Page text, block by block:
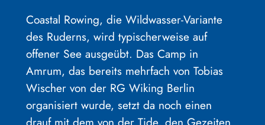
Coastal Rowing, die Wildwasser-Variante
des Ruderns, wird typischerweise auf
offener See ausgeübt. Das Camp in
Amrum, das bereits mehrfach von Tobias
Wischer von der RG Wiking Berlin
organisiert wurde, setzt da noch einen